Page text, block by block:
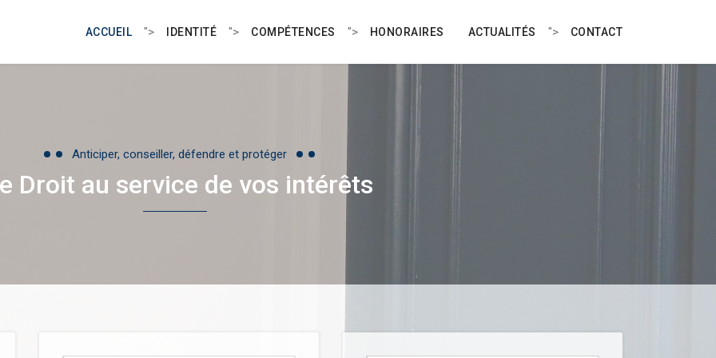
ACCUEIL "> IDENTITÉ "> COMPÉTENCES "> HONORAIRES ACTUALITÉS "> CONTACT
Anticiper, conseiller, défendre et protéger
Droit au service de vos intérêts